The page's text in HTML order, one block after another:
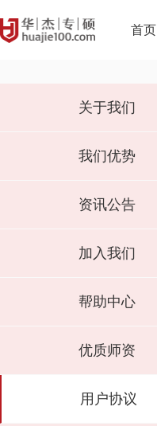
首页
关于我们
我们优势
资讯公告
加入我们
帮助中心
优质师资
用户协议